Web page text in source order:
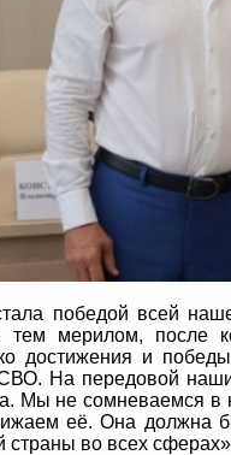
победой всей
тем мерилом, после
достижения и
На передовой
Мы не сомневаемся
её. Она должна
страны во всех